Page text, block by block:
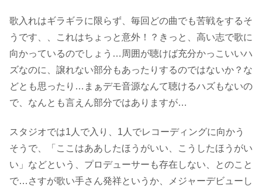
歌入れはギラギラに限らず、毎回どの曲でも苦戦をするそ
うです、、これはちょっと意外！？きっと、高い志で歌に
向かっているのでしょう…周囲が聴けば充分かっこいいハ
ズなのに、譲れない部分もあったりするのではないか？な
どとも思ったり…まぁデモ音源なんて聴けるハズもないの
で、なんとも言えん部分ではありますが…
スタジオでは1人で入り、1人でレコーディングに向かう
そうで、「ここはああしたほうがいい、こうしたほうがい
い」などという、プロデューサーも存在しない、とのこと
で…さすが歌い手さん発祥というか、メジャーデビューし